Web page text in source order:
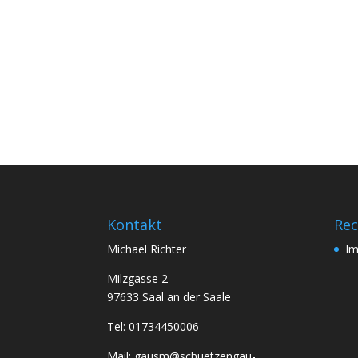
Kontakt
Michael Richter
Milzgasse 2
97633 Saal an der Saale
Tel: 01734450006